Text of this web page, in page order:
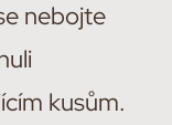
nebojte
kusům.